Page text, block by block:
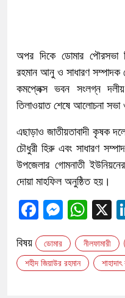
অপর দিকে ডোমার পৌরসভা
রহমান আনু ও সাধারণ
কমপ্লেক্স ভবন সংলগ্ন দলীয়
তিলাওয়াত শেষে আলোচনা সভা
এছাড়াও জাতীয়তাবাদী কৃষক
চৌধুরী হিরু এবং সাধারণ
উপজেলার গোমনাতী
দোয়া মাহফিল অনুষ্ঠিত হয়।
Facebook X
বিষয় ডোমার নীলফামারী
শহীদ জিয়াউর রহমান শাহাদাৎ